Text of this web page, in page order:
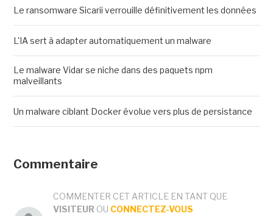
Le ransomware Sicarii verrouille définitivement les données
L'IA sert à adapter automatiquement un malware
Le malware Vidar se niche dans des paquets npm
malveillants
Un malware ciblant Docker évolue vers plus de persistance
Commentaire
COMMENTER CET ARTICLE EN TANT QUE
VISITEUR OU CONNECTEZ-VOUS